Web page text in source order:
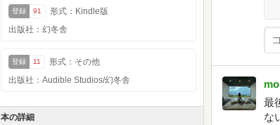
登録 91
形式：Kindle版
出版社：幻冬舎
登録 11
形式：その他
出版社：Audible Studios/幻冬舎
本の詳細
最
な